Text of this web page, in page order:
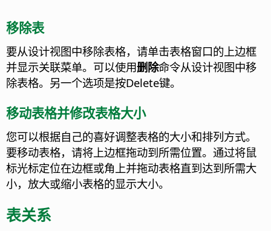
移除表
要从设计视图中移除表格，请单击表格窗口的上边框
并显示关联菜单。可以使用删除命令从设计视图中移
除表格。另一个选项是按Delete键。
移动表格并修改表格大小
您可以根据自己的喜好调整表格的大小和排列方式。
要移动表格，请将上边框拖动到所需位置。通过将鼠
标光标定位在边框或角上并拖动表格直到达到所需大
小，放大或缩小表格的显示大小。
表关系